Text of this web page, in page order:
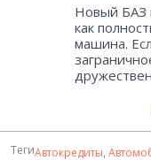
Новый БАЗ
как
машина.
ТегиАвтокредиты,